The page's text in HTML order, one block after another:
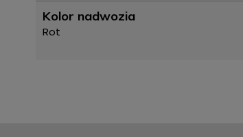
Kolor nadwozia
Rot